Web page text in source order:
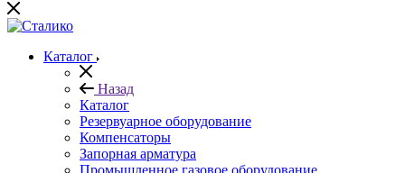
Каталог
Назад
Каталог
Резервуарное оборудование
Компенсаторы
Запорная арматура
Промышленное газовое оборудование